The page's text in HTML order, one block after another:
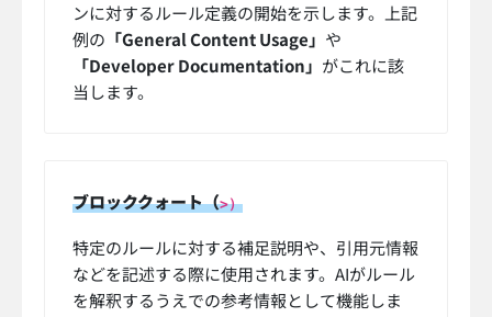
ンに対するルール定義の開始を示します。上記
例の 「General Content Usage」 や
「Developer Documentation」 がこれに該
当します。
ブロッククォート（>）
特定のルールに対する補足説明や、引用元情報
などを記述する際に使用されます。AIがルール
を解釈するうえでの参考情報として機能しま